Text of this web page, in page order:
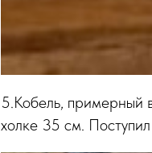
5.Кобель, примерный
холке 35 см.